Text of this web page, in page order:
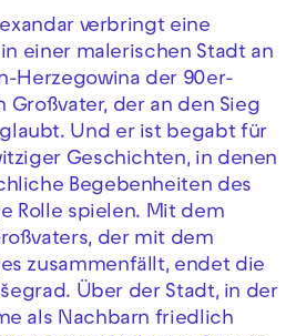
verbringt eine
einer malerischen Stadt an
Herzegowina der 90er-
Großvater, der an den Sieg
Und er ist begabt für
Geschichten, in denen
Begebenheiten des
Rolle spielen. Mit dem
der mit dem
zusammenfällt, endet die
Über der Stadt, in der
als Nachbarn friedlich